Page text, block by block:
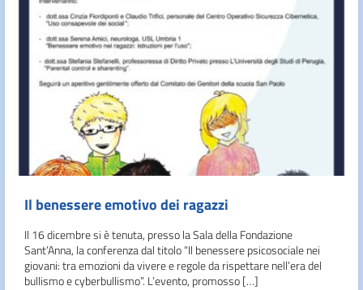
Il benessere emotivo dei ragazzi
Il 16 dicembre si è tenuta, presso la Sala della Fondazione
Sant’Anna, la conferenza dal titolo “Il benessere psicosociale nei
giovani: tra emozioni da vivere e regole da rispettare nell’era del
bullismo e cyberbullismo”. L’evento, promosso […]